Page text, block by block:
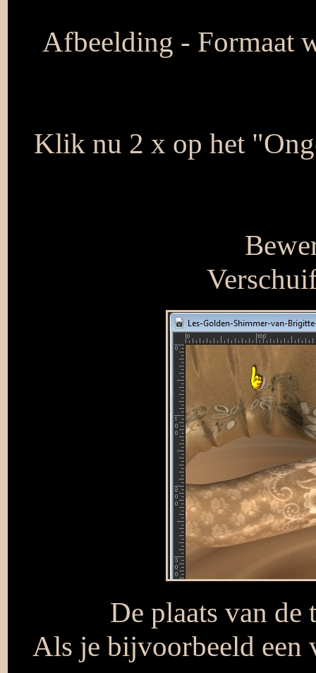
Afbeelding - Formaat
Klik nu 2 x op het
De plaats van
Als je bijvoorbeeld een